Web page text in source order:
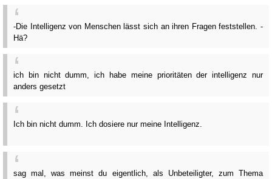
-Die Intelligenz von Menschen lässt sich an ihren Fragen feststellen. -
Hä?
ich bin nicht dumm, ich habe meine prioritäten der intelligenz nur
anders gesetzt
Ich bin nicht dumm. Ich dosiere nur meine Intelligenz.
sag mal, was meinst du eigentlich, als Unbeteiligter, zum Thema